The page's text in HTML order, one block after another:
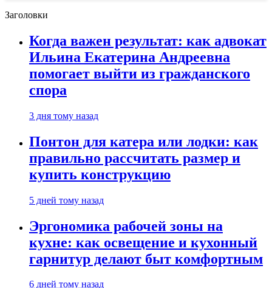
Заголовки
Когда важен результат: как адвокат
Ильина Екатерина Андреевна
помогает выйти из гражданского
спора
3 дня тому назад
Понтон для катера или лодки: как
правильно рассчитать размер и
купить конструкцию
5 дней тому назад
Эргономика рабочей зоны на
кухне: как освещение и кухонный
гарнитур делают быт комфортным
6 дней тому назад